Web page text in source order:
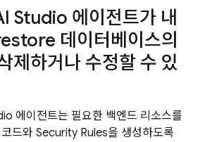
Studio 에이전트가 내
데이터베이스의
제하거나 수정할 수 있
에이전트는 필요한 백엔드 리소스를
드와 Security Rules을 생성하도록